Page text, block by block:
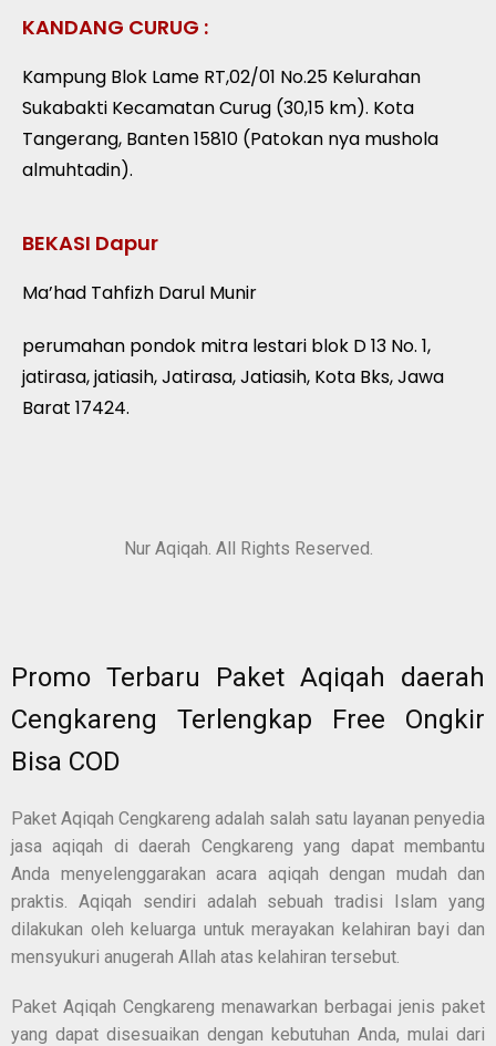
KANDANG CURUG :
Kampung Blok Lame RT,02/01 No.25 Kelurahan
Sukabakti Kecamatan Curug (30,15 km). Kota
Tangerang, Banten 15810 (Patokan nya mushola
almuhtadin).
BEKASI Dapur
Ma’had Tahfizh Darul Munir
perumahan pondok mitra lestari blok D 13 No. 1,
jatirasa, jatiasih, Jatirasa, Jatiasih, Kota Bks, Jawa
Barat 17424.
Nur Aqiqah. All Rights Reserved.
Promo Terbaru Paket Aqiqah daerah
Cengkareng Terlengkap Free Ongkir
Bisa COD
Paket Aqiqah Cengkareng adalah salah satu layanan penyedia
jasa aqiqah di daerah Cengkareng yang dapat membantu
Anda menyelenggarakan acara aqiqah dengan mudah dan
praktis. Aqiqah sendiri adalah sebuah tradisi Islam yang
dilakukan oleh keluarga untuk merayakan kelahiran bayi dan
mensyukuri anugerah Allah atas kelahiran tersebut.
Paket Aqiqah Cengkareng menawarkan berbagai jenis paket
yang dapat disesuaikan dengan kebutuhan Anda, mulai dari